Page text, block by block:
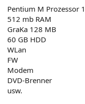
Pentium M Prozessor
512 mb RAM
GraKa 128 MB
60 GB HDD
WLan
FW
Modem
DVD-Brenner
usw.